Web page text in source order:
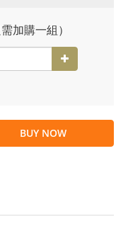
加購一組）
BUY NOW